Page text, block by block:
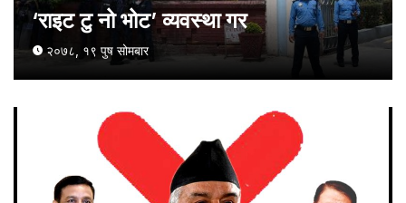
‘राइट टु नो भोट’ व्यवस्था गर
२०७८, १९ पुष सोमबार